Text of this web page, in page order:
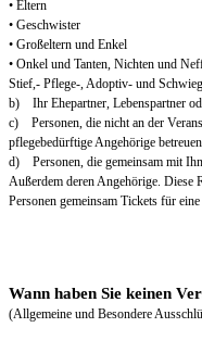
• Eltern
• Geschwister
• Großeltern und Enkel
• Onkel und Tanten, Nichten und
Stief,- Pflege-, Adoptiv- und
b) Ihr Ehepartner, Lebenspartner
c) Personen, die nicht an der
pflegebedürftige Angehörige
d) Personen, die gemeinsam mit
Außerdem deren Angehörige. Diese
Personen gemeinsam Tickets für
Wann haben Sie keinen
(Allgemeine und Besondere